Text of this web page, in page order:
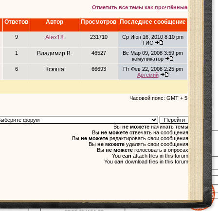
Отметить все темы как прочтённые
Ответов Автор Просмотров Последнее сообщение
9 Alex18 231710
Ср Июн 16, 2010 8:10 pm
ТИС
1
Владимир В. 46527
Вс Мар 09, 2008 3:59 pm
комуникатор
6
Ксюша 66693
Пт Фев 22, 2008 2:25 pm
Артемий
Часовой пояс: GMT + 5
Вы не можете начинать темы
Вы не можете отвечать на сообщения
Вы не можете редактировать свои сообщения
Вы не можете удалять свои сообщения
Вы не можете голосовать в опросах
You can attach files in this forum
You can download files in this forum